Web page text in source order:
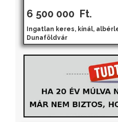
6 500 000 Ft.
Ingatlan keres, kínál,
Dunaföldvár